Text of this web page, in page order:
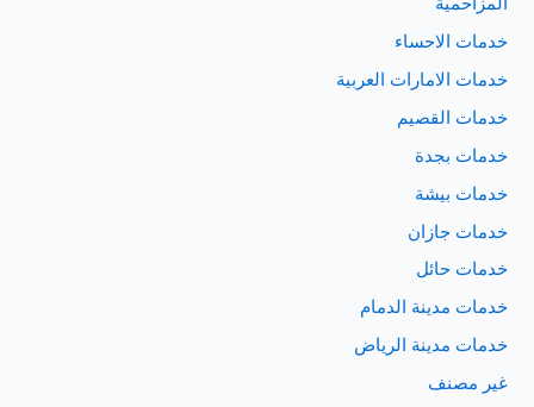
خدمات الاحساء
خدمات الامارات العربية
خدمات القصيم
خدمات بجدة
خدمات بيشة
خدمات جازان
خدمات حائل
خدمات مدينة الدمام
خدمات مدينة الرياض
غير مصنف